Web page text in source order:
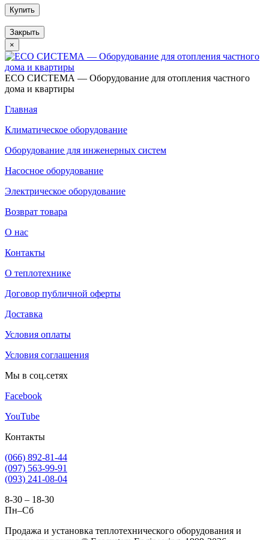
Купить
Закрыть
×
ECO СИСТЕМА — Оборудование для отопления частного
дома и квартиры
Главная
Климатическое оборудование
Оборудование для инженерных систем
Насосное оборудование
Электрическое оборудование
Возврат товара
О нас
Контакты
О теплотехнике
Договор публичной оферты
Доставка
Условия оплаты
Условия соглашения
Мы в соц.сетях
Facebook
YouTube
Контакты
(066) 892-81-44
(097) 563-99-91
(093) 241-08-04
8-30 – 18-30
Пн–Сб
Продажа и установка теплотехнического оборудования и